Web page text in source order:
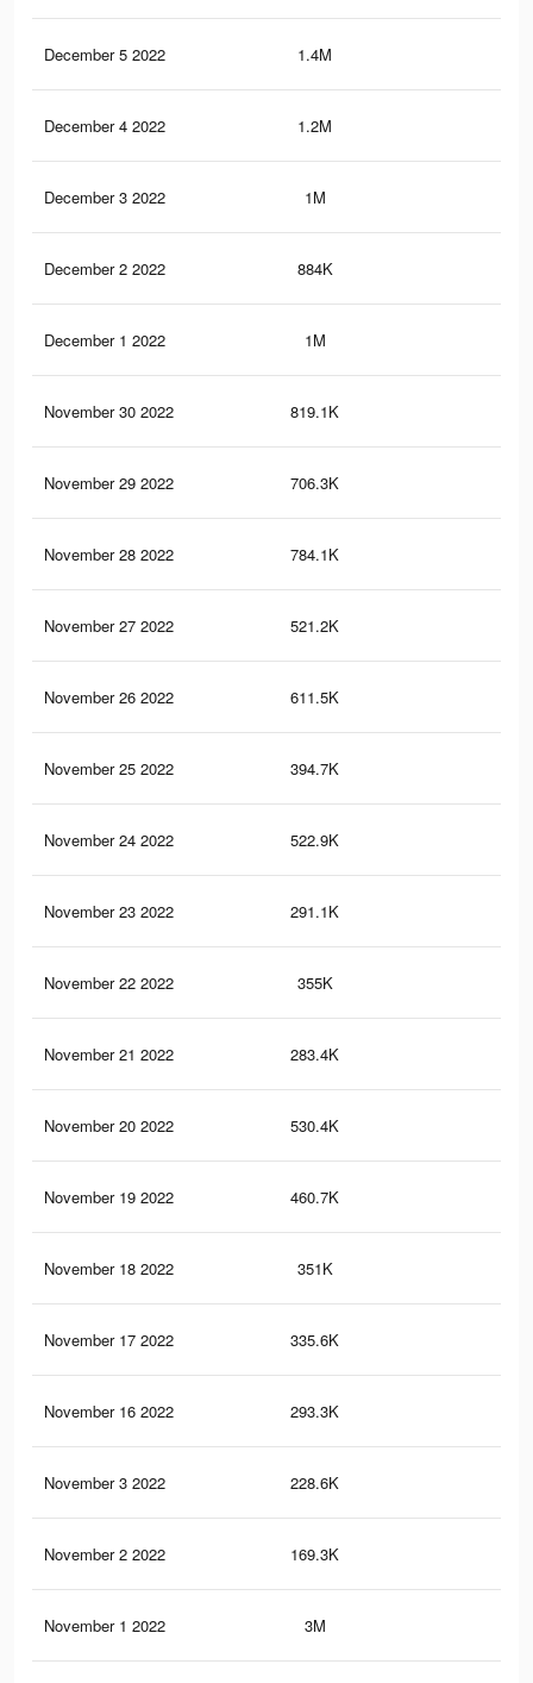
December 5 2022 1.4M
December 4 2022 1.2M
December 3 2022 1M
December 2 2022 884K
December 1 2022 1M
November 30 2022 819.1K
November 29 2022 706.3K
November 28 2022 784.1K
November 27 2022 521.2K
November 26 2022 611.5K
November 25 2022 394.7K
November 24 2022 522.9K
November 23 2022 291.1K
November 22 2022 355K
November 21 2022 283.4K
November 20 2022 530.4K
November 19 2022 460.7K
November 18 2022 351K
November 17 2022 335.6K
November 16 2022 293.3K
November 3 2022 228.6K
November 2 2022 169.3K
November 1 2022 3M